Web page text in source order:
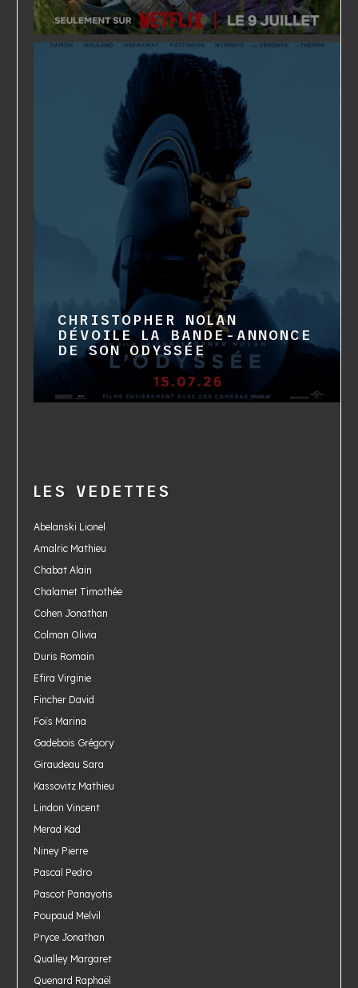
CHRISTOPHER NOLAN
DÉVOILE LA BANDE-ANNONCE
DE SON ODYSSÉE
LES VEDETTES
Abelanski Lionel
Amalric Mathieu
Chabat Alain
Chalamet Timothée
Cohen Jonathan
Colman Olivia
Duris Romain
Efira Virginie
Fincher David
Foïs Marina
Gadebois Grégory
Giraudeau Sara
Kassovitz Mathieu
Lindon Vincent
Merad Kad
Niney Pierre
Pascal Pedro
Pascot Panayotis
Poupaud Melvil
Pryce Jonathan
Qualley Margaret
Quenard Raphaël